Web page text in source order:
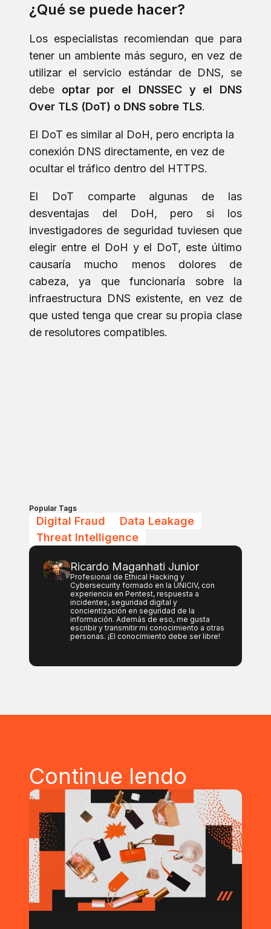
¿Qué se puede hacer?
Los especialistas recomiendan que para
tener un ambiente más seguro, en vez de
utilizar el servicio estándar de DNS, se
debe optar por el DNSSEC y el DNS
Over TLS (DoT) o DNS sobre TLS.
El DoT es similar al DoH, pero encripta la
conexión DNS directamente, en vez de
ocultar el tráfico dentro del HTTPS.
El DoT comparte algunas de las
desventajas del DoH, pero si los
investigadores de seguridad tuviesen que
elegir entre el DoH y el DoT, este último
causaría mucho menos dolores de
cabeza, ya que funcionaría sobre la
infraestructura DNS existente, en vez de
que usted tenga que crear su propia clase
de resolutores compatibles.
Popular Tags
Digital Fraud
Data Leakage
Threat Intelligence
Ricardo Maganhati Junior
Profesional de Ethical Hacking y
Cybersecurity formado en la UNICIV, con
experiencia en Pentest, respuesta a
incidentes, seguridad digital y
concientización en seguridad de la
información. Además de eso, me gusta
escribir y transmitir mi conocimiento a otras
personas. ¡El conocimiento debe ser libre!
Continue lendo